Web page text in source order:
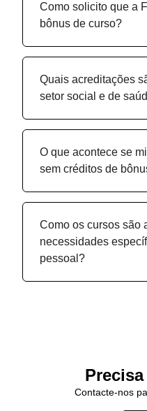
Como solicito que a
bônus de curso?
Quais acreditações
setor social e de
O que acontece se
sem créditos de
Como os cursos são
necessidades
pessoal?
Contacte-nos